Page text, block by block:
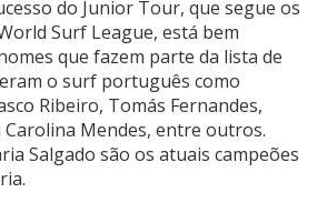
do Junior Tour, que segue os
Surf League, está bem
que fazem parte da lista de
o surf português como
Ribeiro, Tomás Fernandes,
Mendes, entre outros.
Salgado são os atuais campeões